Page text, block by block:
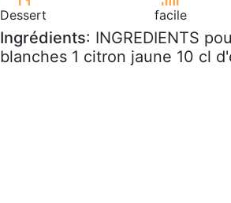
Dessert facile
Ingrédients: INGREDIENTS
blanches 1 citron jaune 10 cl